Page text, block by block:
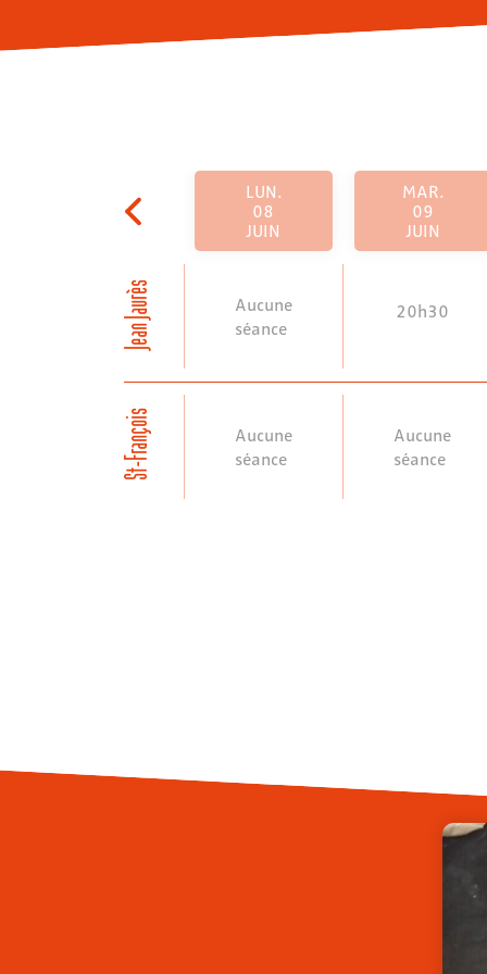
Jean Jaurès
St-François
LUN.
08
JUIN
Aucune
séance
Aucune
séance
MAR.
09
JUIN
20h30
Aucune
séance